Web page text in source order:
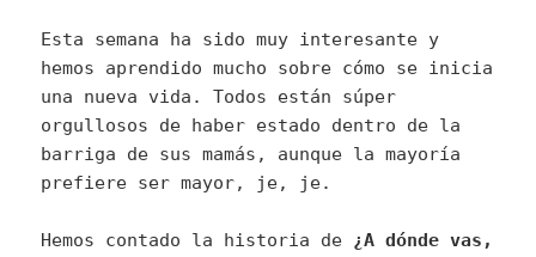
Esta semana ha sido muy interesante y
hemos aprendido mucho sobre cómo se inicia
una nueva vida. Todos están súper
orgullosos de haber estado dentro de la
barriga de sus mamás, aunque la mayoría
prefiere ser mayor, je, je.
Hemos contado la historia de ¿A dónde vas,